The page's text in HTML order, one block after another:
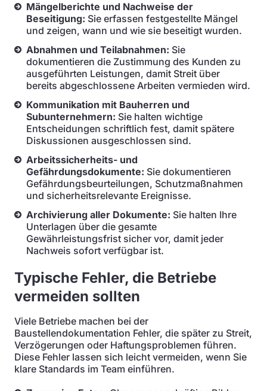
Mängelberichte und Nachweise der
Beseitigung: Sie erfassen festgestellte Mängel
und zeigen, wann und wie sie beseitigt wurden.
Abnahmen und Teilabnahmen: Sie
dokumentieren die Zustimmung des Kunden zu
ausgeführten Leistungen, damit Streit über
bereits abgeschlossene Arbeiten vermieden wird.
Kommunikation mit Bauherren und
Subunternehmern: Sie halten wichtige
Entscheidungen schriftlich fest, damit spätere
Diskussionen ausgeschlossen sind.
Arbeitssicherheits- und
Gefährdungsdokumente: Sie dokumentieren
Gefährdungsbeurteilungen, Schutzmaßnahmen
und sicherheitsrelevante Ereignisse.
Archivierung aller Dokumente: Sie halten Ihre
Unterlagen über die gesamte
Gewährleistungsfrist sicher vor, damit jeder
Nachweis sofort verfügbar ist.
Typische Fehler, die Betriebe
vermeiden sollten
Viele Betriebe machen bei der
Baustellendokumentation Fehler, die später zu Streit,
Verzögerungen oder Haftungsproblemen führen.
Diese Fehler lassen sich leicht vermeiden, wenn Sie
klare Standards im Team einführen.